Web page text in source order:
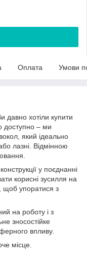
Оплата Умови
хотіли купити
доступно – ми
який ідеально
лазні. Відмінною
у поєднанні
корисні зусилля на
щоб упоратися з
на роботу і з
зносостійке
впливу.
місце.